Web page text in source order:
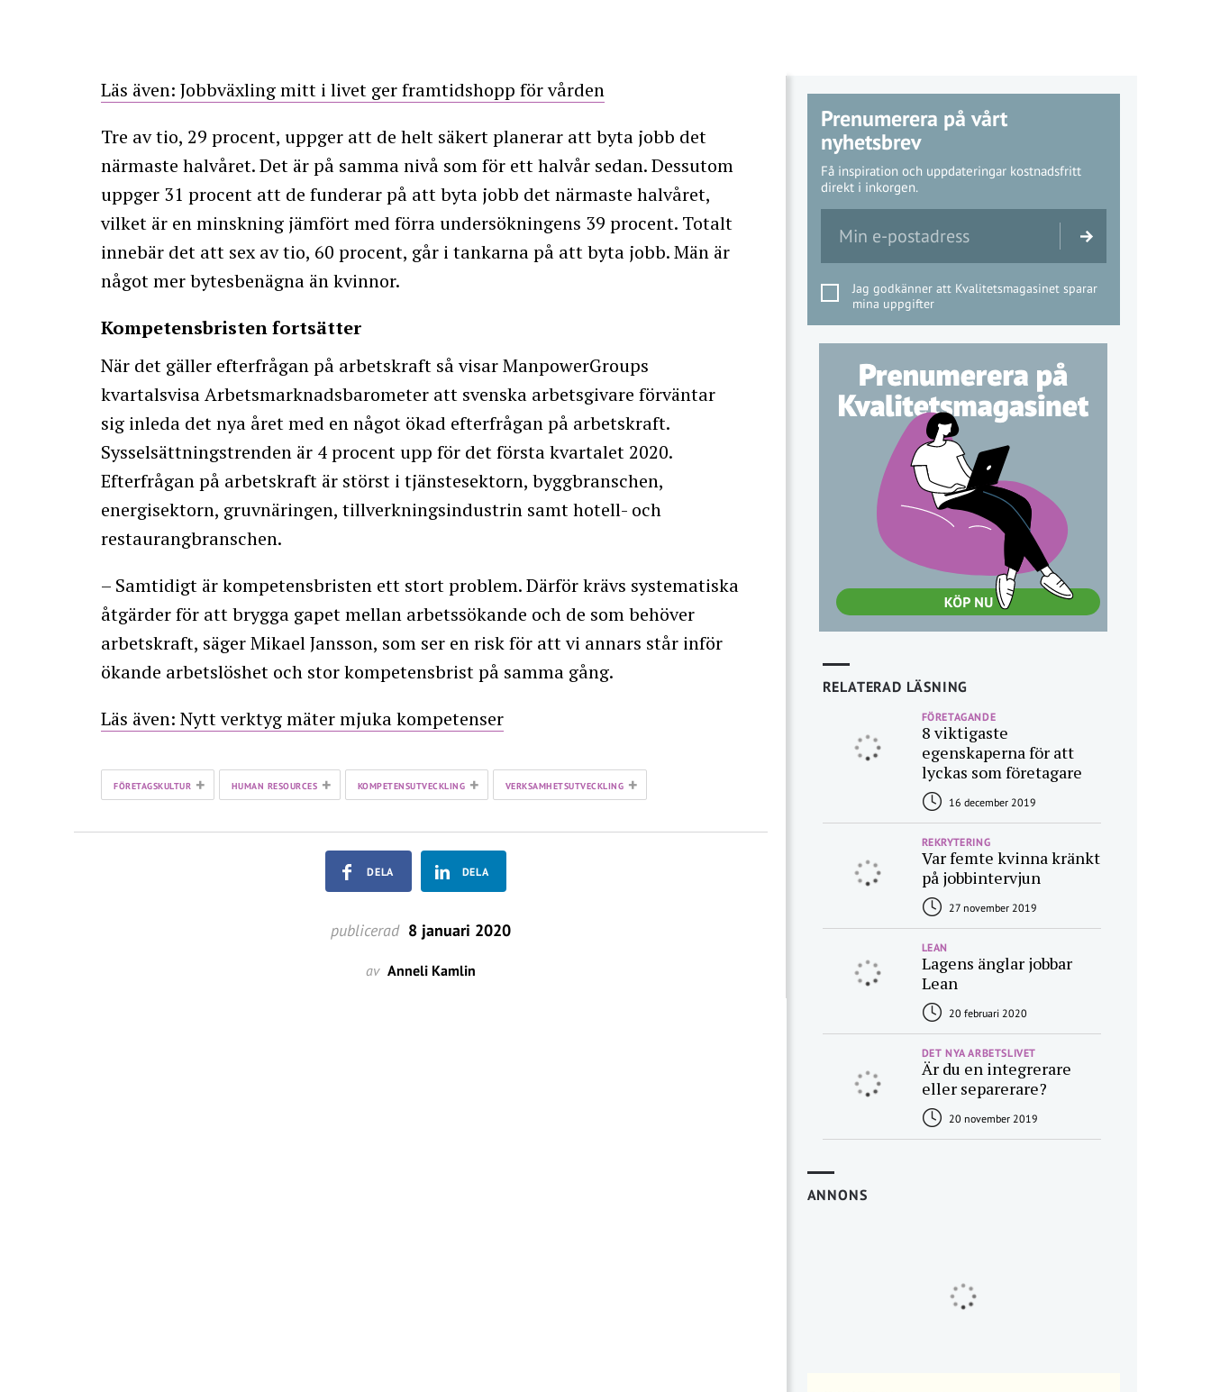
Läs även: Jobbväxling mitt i livet ger framtidshopp för vården
Tre av tio, 29 procent, uppger att de helt säkert planerar att byta jobb det
närmaste halvåret. Det är på samma nivå som för ett halvår sedan. Dessutom
uppger 31 procent att de funderar på att byta jobb det närmaste halvåret,
vilket är en minskning jämfört med förra undersökningens 39 procent. Totalt
innebär det att sex av tio, 60 procent, går i tankarna på att byta jobb. Män är
något mer bytesbenägna än kvinnor.
Kompetensbristen fortsätter
När det gäller efterfrågan på arbetskraft så visar ManpowerGroups
kvartalsvisa Arbetsmarknadsbarometer att svenska arbetsgivare förväntar
sig inleda det nya året med en något ökad efterfrågan på arbetskraft.
Sysselsättningstrenden är 4 procent upp för det första kvartalet 2020.
Efterfrågan på arbetskraft är störst i tjänstesektorn, byggbranschen,
energisektorn, gruvnäringen, tillverkningsindustrin samt hotell- och
restaurangbranschen.
– Samtidigt är kompetensbristen ett stort problem. Därför krävs systematiska
åtgärder för att brygga gapet mellan arbetssökande och de som behöver
arbetskraft, säger Mikael Jansson, som ser en risk för att vi annars står inför
ökande arbetslöshet och stor kompetensbrist på samma gång.
Läs även: Nytt verktyg mäter mjuka kompetenser
FÖRETAGSKULTUR + HUMAN RESOURCES + KOMPETENSUTVECKLING + VERKSAMHETSUTVECKLING +
DELA DELA
publicerad 8 januari 2020
av Anneli Kamlin
Prenumerera på vårt
nyhetsbrev
Få inspiration och uppdateringar kostnadsfritt
direkt i inkorgen.
Jag godkänner att Kvalitetsmagasinet sparar
mina uppgifter
RELATERAD LÄSNING
FÖRETAGANDE
8 viktigaste
egenskaperna för att
lyckas som företagare
16 december 2019
REKRYTERING
Var femte kvinna kränkt
på jobbintervjun
27 november 2019
LEAN
Lagens änglar jobbar
Lean
20 februari 2020
DET NYA ARBETSLIVET
Är du en integrerare
eller separerare?
20 november 2019
ANNONS